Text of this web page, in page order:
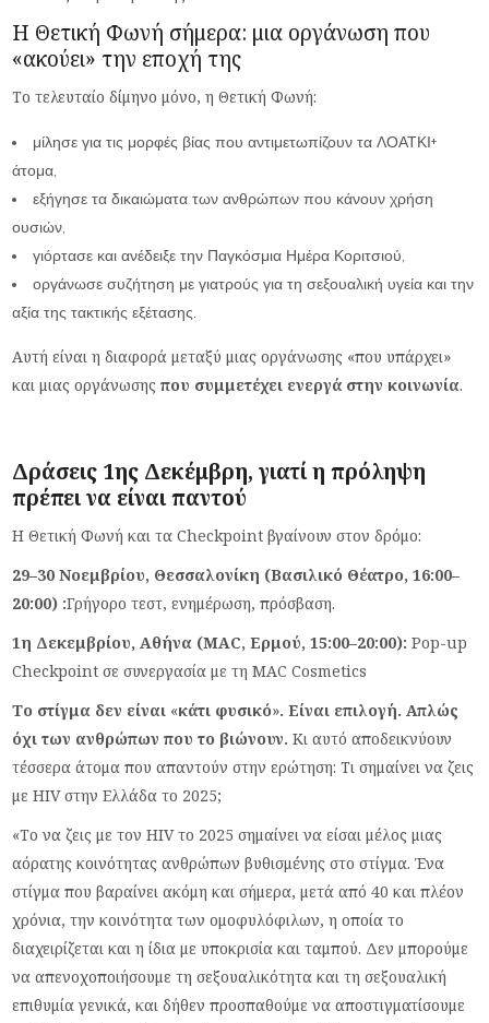
Η Θετική Φωνή σήμερα: μια οργάνωση που
«ακούει» την εποχή της
Το τελευταίο δίμηνο μόνο, η Θετική Φωνή:
μίλησε για τις μορφές βίας που αντιμετωπίζουν τα ΛΟΑΤΚΙ+
άτομα,
εξήγησε τα δικαιώματα των ανθρώπων που κάνουν χρήση
ουσιών,
γιόρτασε και ανέδειξε την Παγκόσμια Ημέρα Κοριτσιού,
οργάνωσε συζήτηση με γιατρούς για τη σεξουαλική υγεία και την
αξία της τακτικής εξέτασης.
Αυτή είναι η διαφορά μεταξύ μιας οργάνωσης «που υπάρχει»
και μιας οργάνωσηςπου συμμετέχει ενεργά στην κοινωνία.
Δράσεις 1ης Δεκέμβρη, γιατί η πρόληψη
πρέπει να είναι παντού
Η Θετική Φωνή και τα Checkpoint βγαίνουν στον δρόμο:
29–30 Νοεμβρίου, Θεσσαλονίκη (Βασιλικό Θέατρο, 16:00–
20:00) :Γρήγορο τεστ, ενημέρωση, πρόσβαση.
1η Δεκεμβρίου, Αθήνα (MAC, Ερμού, 15:00–20:00):Pop-up
Checkpoint σε συνεργασία με τη MAC Cosmetics
Το στίγμα δεν είναι «κάτι φυσικό». Είναι επιλογή. Απλώς
όχι των ανθρώπων που το βιώνουν.Κι αυτό αποδεικνύουν
τέσσερα άτομα που απαντούν στην ερώτηση: Τι σημαίνει να ζεις
με HIV στην Ελλάδα το 2025;
«Το να ζεις με τον HIV το 2025 σημαίνει να είσαι μέλος μιας
αόρατης κοινότητας ανθρώπων βυθισμένης στο στίγμα. Ένα
στίγμα που βαραίνει ακόμη και σήμερα, μετά από 40 και πλέον
χρόνια, την κοινότητα των ομοφυλόφιλων, η οποία το
διαχειρίζεται και η ίδια με υποκρισία και ταμπού. Δεν μπορούμε
να απενοχοποιήσουμε τη σεξουαλικότητα και τη σεξουαλική
επιθυμία γενικά, και δήθεν προσπαθούμε να αποστιγματίσουμε